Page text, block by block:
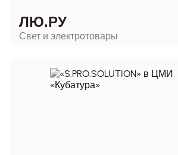
ЛЮ.РУ
Свет и электротовары